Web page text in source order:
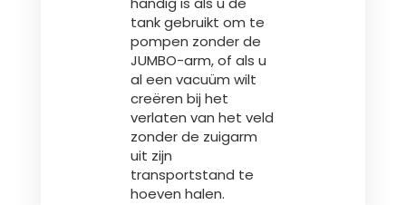
Yкраїнська мова
ελληνικά
Svenska
tank gebruikt om te
pompen zonder de
JUMBO-arm, of als u
al een vacuüm wilt
creëren bij het
verlaten van het veld
zonder de zuigarm
uit zijn
transportstand te
hoeven halen.